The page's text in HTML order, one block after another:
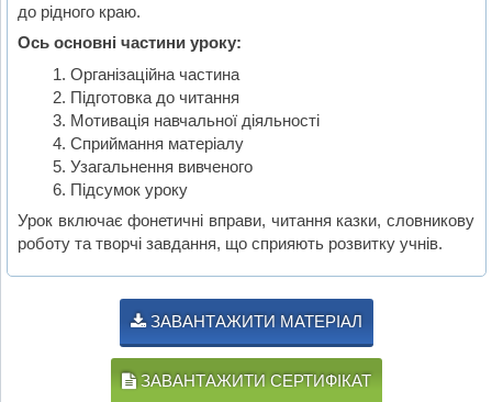
до рідного краю.
Ось основні частини уроку:
Організаційна частина
Підготовка до читання
Мотивація навчальної діяльності
Сприймання матеріалу
Узагальнення вивченого
Підсумок уроку
Урок включає фонетичні вправи, читання казки, словникову
роботу та творчі завдання, що сприяють розвитку учнів.
ЗАВАНТАЖИТИ МАТЕРІАЛ
ЗАВАНТАЖИТИ СЕРТИФІКАТ